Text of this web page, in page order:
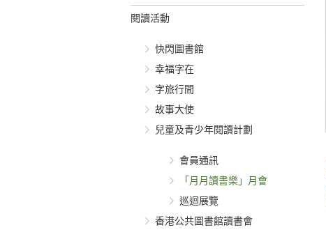
閱讀活動
快閃圖書館
幸福字在
字旅行間
故事大使
兒童及青少年閱讀計劃
會員通訊
「月月讀書樂」月會
巡迴展覽
香港公共圖書館讀書會